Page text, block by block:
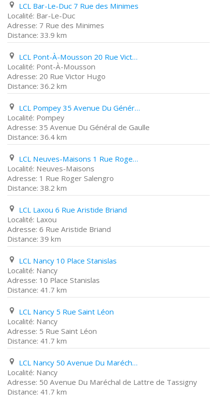
LCL Bar-Le-Duc 7 Rue des Minimes
Bar-Le-Duc
7 Rue des Minimes
33.9 km
LCL Pont-À-Mousson 20 Rue Victor Hugo
Pont-À-Mousson
20 Rue Victor Hugo
36.2 km
LCL Pompey 35 Avenue Du Général de Gaulle
Pompey
35 Avenue Du Général de Gaulle
36.4 km
LCL Neuves-Maisons 1 Rue Roger Salengro
Neuves-Maisons
1 Rue Roger Salengro
38.2 km
LCL Laxou 6 Rue Aristide Briand
Laxou
6 Rue Aristide Briand
39 km
LCL Nancy 10 Place Stanislas
Nancy
10 Place Stanislas
41.7 km
LCL Nancy 5 Rue Saint Léon
Nancy
5 Rue Saint Léon
41.7 km
LCL Nancy 50 Avenue Du Maréchal de Lattre de Tassigny
Nancy
50 Avenue Du Maréchal de Lattre de Tassigny
41.7 km